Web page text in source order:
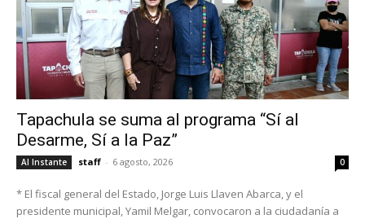
Tapachula se suma al programa “Sí al
Desarme, Sí a la Paz”
Al Instante staff - 6 agosto, 2026 0
* El fiscal general del Estado, Jorge Luis Llaven Abarca, y el
presidente municipal, Yamil Melgar, convocaron a la ciudadanía a